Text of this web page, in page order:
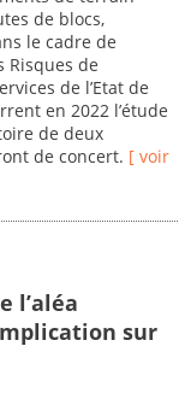
de blocs,
le cadre de
Risques de
de l’Etat de
en 2022 l’étude
de deux
de concert. [ voir
l’aléa
sur